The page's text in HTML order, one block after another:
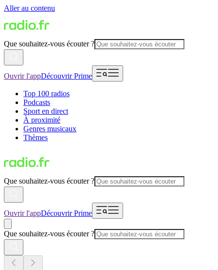
Aller au contenu
Que souhaitez-vous écouter ?
Ouvrir l'appDécouvrir Prime
Top 100 radios
Podcasts
Sport en direct
À proximité
Genres musicaux
Thèmes
Que souhaitez-vous écouter ?
Ouvrir l'appDécouvrir Prime
Que souhaitez-vous écouter ?